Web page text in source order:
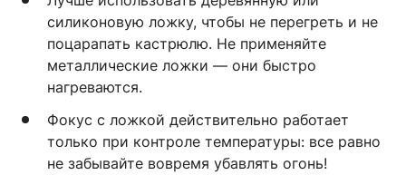
силиконовую ложку, чтобы не перегреть и не
поцарапать кастрюлю. Не применяйте
металлические ложки — они быстро
нагреваются.
Фокус с ложкой действительно работает
только при контроле температуры: все равно
не забывайте вовремя убавлять огонь!